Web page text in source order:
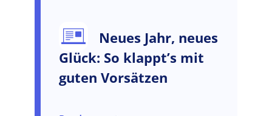
Neues Jahr, neues
Glück: So klappt’s mit
guten Vorsätzen